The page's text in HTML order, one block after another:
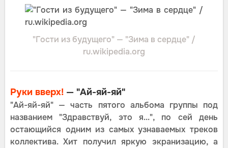
"Гости из будущего" — "Зима в сердце" /
ru.wikipedia.org
Руки вверх! — "Ай-яй-яй"
"Ай-яй-яй" — часть пятого альбома группы под
названием "Здравствуй, это я...", по сей день
остающийся одним из самых узнаваемых треков
коллектива. Хит получил яркую экранизацию, а